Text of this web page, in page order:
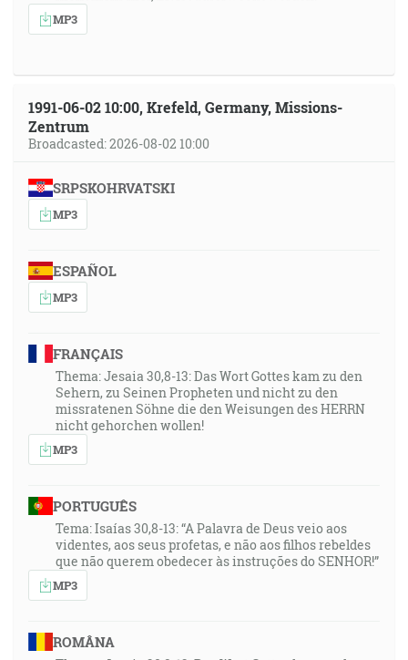
MP3
1991-06-02 10:00, Krefeld, Germany, Missions-
Zentrum
Broadcasted: 2026-08-02 10:00
SRPSKOHRVATSKI
MP3
ESPAÑOL
MP3
FRANÇAIS
Thema: Jesaia 30,8-13: Das Wort Gottes kam zu den
Sehern, zu Seinen Propheten und nicht zu den
missratenen Söhne die den Weisungen des HERRN
nicht gehorchen wollen!
MP3
PORTUGUÊS
Tema: Isaías 30,8-13: “A Palavra de Deus veio aos
videntes, aos seus profetas, e não aos filhos rebeldes
que não querem obedecer às instruções do SENHOR!”
MP3
ROMÂNA